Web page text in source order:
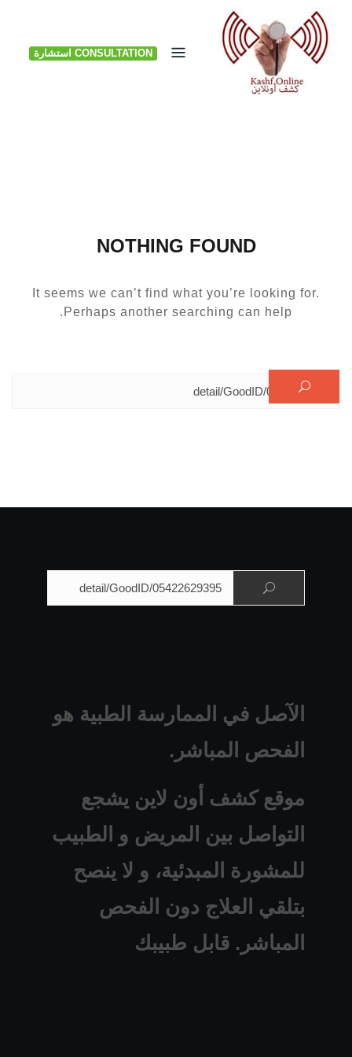
Skip
content
CONSULTATION استشارة
NOTHING FOUND
It seems we can’t find what you’re looking for.
Perhaps another searching can help.
البحث عن:
الآصل في الممارسة الطبية هو
الفحص المباشر.
موقع كشف أون لاين يشجع
التواصل بين المريض و الطبيب
للمشورة المبدئية، و لا ينصح
بتلقي العلاج دون الفحص
المباشر. قابل طبيبك